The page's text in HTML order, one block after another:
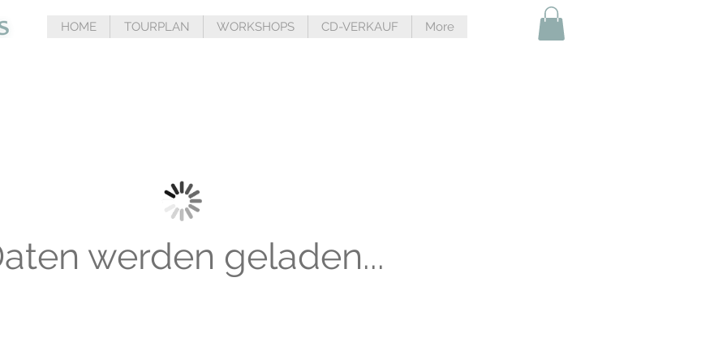
HOME TOURPLAN WORKSHOPS CD-VERKAUF More
werden geladen...